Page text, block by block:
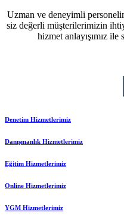
Uzman ve deneyimli
siz değerli müşterilerimizin
hizmet anlayışımız
Denetim Hizmetlerimiz
Danışmanlık Hizmetlerimiz
Eğitim Hizmetlerimiz
Online Hizmetlerimiz
YGM Hizmetlerimiz